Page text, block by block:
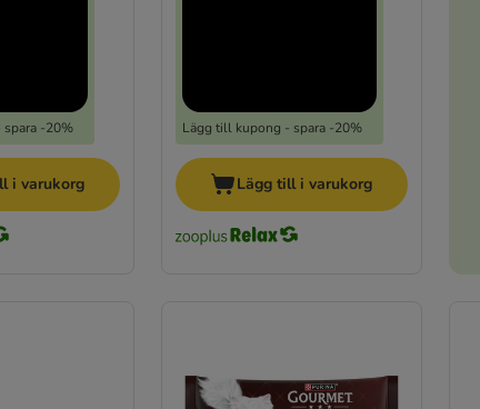
-20%
i varukorg
Lägg till kupong - spara -20%
Lägg till i varukorg